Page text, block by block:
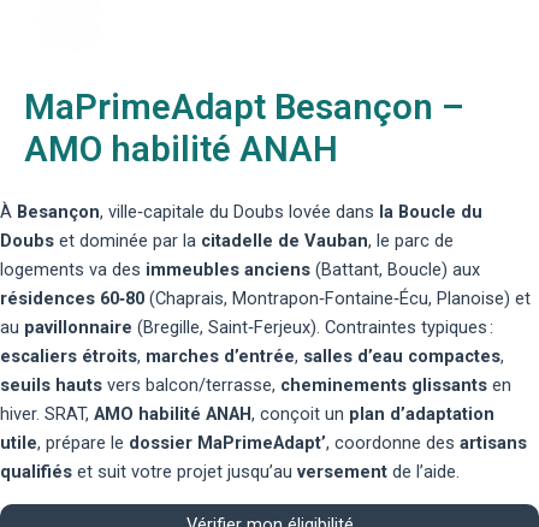
MaPrimeAdapt Besançon –
AMO habilité ANAH
À Besançon, ville‑capitale du Doubs lovée dans la Boucle du
Doubs et dominée par la citadelle de Vauban, le parc de
logements va des immeubles anciens (Battant, Boucle) aux
résidences 60‑80 (Chaprais, Montrapon‑Fontaine‑Écu, Planoise) et
au pavillonnaire (Bregille, Saint‑Ferjeux). Contraintes typiques :
escaliers étroits, marches d’entrée, salles d’eau compactes,
seuils hauts vers balcon/terrasse, cheminements glissants en
hiver. SRAT, AMO habilité ANAH, conçoit un plan d’adaptation
utile, prépare le dossier MaPrimeAdapt’, coordonne des artisans
qualifiés et suit votre projet jusqu’au versement de l’aide.